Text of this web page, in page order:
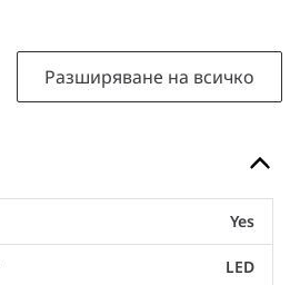
Разширяване на всичко
Yes
LED